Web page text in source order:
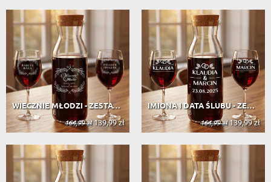
WIECZNIE MŁODZI - ZESTAW GRAWEROWAN...
164,99 zł139,99 zł
IMIONA I DATA ŚLUBU - ZESTAW GRAWER...
164,99 zł139,99 zł